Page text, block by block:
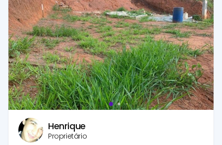
Henrique
Proprietário